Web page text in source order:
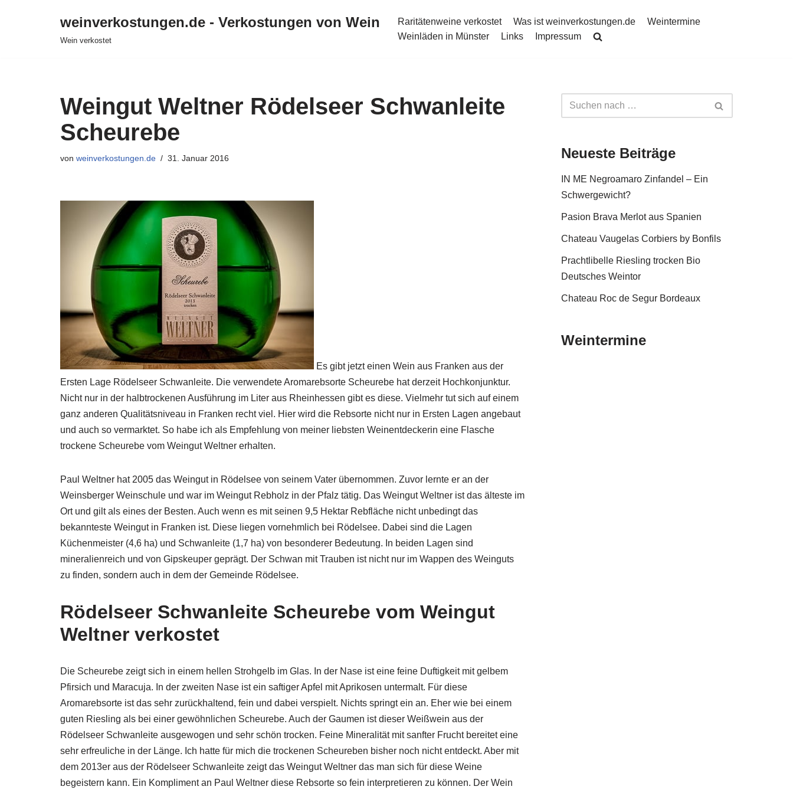
weinverkostungen.de - Verkostungen von Wein
Wein verkostet
Raritätenweine verkostet Was ist weinverkostungen.de
Weintermine
Weinläden in Münster
Links Impressum
Weingut Weltner Rödelseer Schwanleite
Scheurebe
von weinverkostungen.de 31. Januar 2016
Es gibt jetzt einen Wein aus Franken aus der
Ersten Lage Rödelseer Schwanleite. Die verwendete Aromarebsorte Scheurebe hat derzeit Hochkonjunktur.
Nicht nur in der halbtrockenen Ausführung im Liter aus Rheinhessen gibt es diese. Vielmehr tut sich auf einem
ganz anderen Qualitätsniveau in Franken recht viel. Hier wird die Rebsorte nicht nur in Ersten Lagen angebaut
und auch so vermarktet. So habe ich als Empfehlung von meiner liebsten Weinentdeckerin eine Flasche
trockene Scheurebe vom Weingut Weltner erhalten.
Paul Weltner hat 2005 das Weingut in Rödelsee von seinem Vater übernommen. Zuvor lernte er an der
Weinsberger Weinschule und war im Weingut Rebholz in der Pfalz tätig. Das Weingut Weltner ist das älteste im
Ort und gilt als eines der Besten. Auch wenn es mit seinen 9,5 Hektar Rebfläche nicht unbedingt das
bekannteste Weingut in Franken ist. Diese liegen vornehmlich bei Rödelsee. Dabei sind die Lagen
Küchenmeister (4,6 ha) und Schwanleite (1,7 ha) von besonderer Bedeutung. In beiden Lagen sind
mineralienreich und von Gipskeuper geprägt. Der Schwan mit Trauben ist nicht nur im Wappen des Weinguts
zu finden, sondern auch in dem der Gemeinde Rödelsee.
Rödelseer Schwanleite Scheurebe vom Weingut
Weltner verkostet
Die Scheurebe zeigt sich in einem hellen Strohgelb im Glas. In der Nase ist eine feine Duftigkeit mit gelbem
Pfirsich und Maracuja. In der zweiten Nase ist ein saftiger Apfel mit Aprikosen untermalt. Für diese
Aromarebsorte ist das sehr zurückhaltend, fein und dabei verspielt. Nichts springt ein an. Eher wie bei einem
guten Riesling als bei einer gewöhnlichen Scheurebe. Auch der Gaumen ist dieser Weißwein aus der
Rödelseer Schwanleite ausgewogen und sehr schön trocken. Feine Mineralität mit sanfter Frucht bereitet eine
sehr erfreuliche in der Länge. Ich hatte für mich die trockenen Scheureben bisher noch nicht entdeckt. Aber mit
dem 2013er aus der Rödelseer Schwanleite zeigt das Weingut Weltner das man sich für diese Weine
begeistern kann. Ein Kompliment an Paul Weltner diese Rebsorte so fein interpretieren zu können. Der Wein
Neueste Beiträge
IN ME Negroamaro Zinfandel – Ein
Schwergewicht?
Pasion Brava Merlot aus Spanien
Chateau Vaugelas Corbiers by Bonfils
Prachtlibelle Riesling trocken Bio
Deutsches Weintor
Chateau Roc de Segur Bordeaux
Weintermine